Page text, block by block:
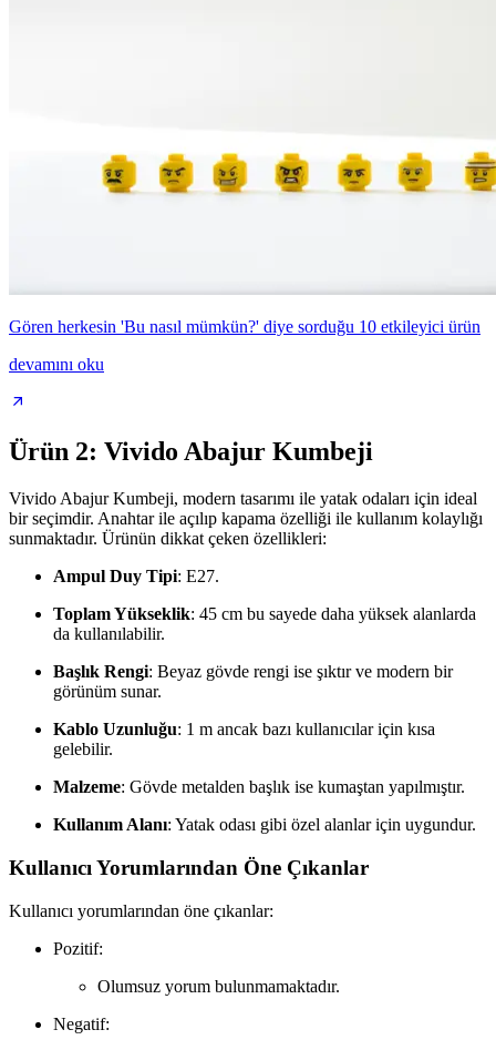
Gören herkesin 'Bu nasıl mümkün?' diye sorduğu 10 etkileyici ürün
devamını oku
Ürün 2: Vivido Abajur Kumbeji
Vivido Abajur Kumbeji, modern tasarımı ile yatak odaları için ideal
bir seçimdir. Anahtar ile açılıp kapama özelliği ile kullanım kolaylığı
sunmaktadır. Ürünün dikkat çeken özellikleri:
Ampul Duy Tipi: E27.
Toplam Yükseklik: 45 cm bu sayede daha yüksek alanlarda
da kullanılabilir.
Başlık Rengi: Beyaz gövde rengi ise şıktır ve modern bir
görünüm sunar.
Kablo Uzunluğu: 1 m ancak bazı kullanıcılar için kısa
gelebilir.
Malzeme: Gövde metalden başlık ise kumaştan yapılmıştır.
Kullanım Alanı: Yatak odası gibi özel alanlar için uygundur.
Kullanıcı Yorumlarından Öne Çıkanlar
Kullanıcı yorumlarından öne çıkanlar:
Pozitif:
Olumsuz yorum bulunmamaktadır.
Negatif: